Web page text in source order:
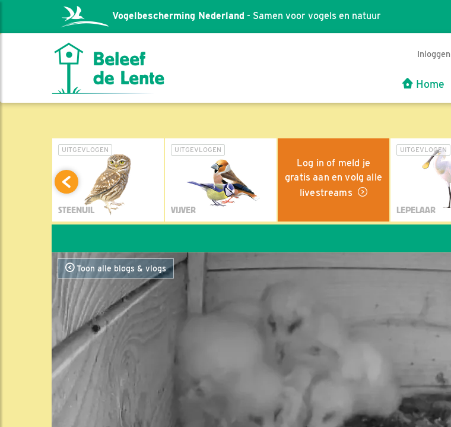
Vogelbescherming Nederland - Samen voor vogels en natuur
Inloggen
Home
UITGEVLOGEN
STEENUIL
UITGEVLOGEN
VIJVER
Log in of meld je
gratis aan en volg alle
livestreams
UITGEVLOGEN
LEPELAAR
Toon alle blogs & vlogs